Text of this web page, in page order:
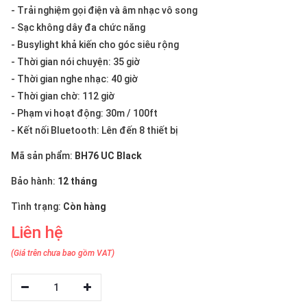
- Trải nghiệm gọi điện và âm nhạc vô song
- Sạc không dây đa chức năng
- Busylight khả kiến cho góc siêu rộng
- Thời gian nói chuyện: 35 giờ
- Thời gian nghe nhạc: 40 giờ
- Thời gian chờ: 112 giờ
- Phạm vi hoạt động: 30m / 100ft
- Kết nối Bluetooth: Lên đến 8 thiết bị
Mã sản phẩm: BH76 UC Black
Bảo hành: 12 tháng
Tình trạng: Còn hàng
Liên hệ
(Giá trên chưa bao gồm VAT)
1
NGÔN
NGỮ
việt
English